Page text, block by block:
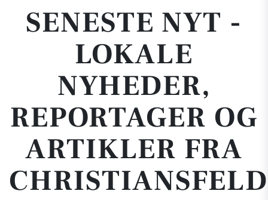
SENESTE NYT -
LOKALE
NYHEDER,
REPORTAGER OG
ARTIKLER FRA
CHRISTIANSFELD